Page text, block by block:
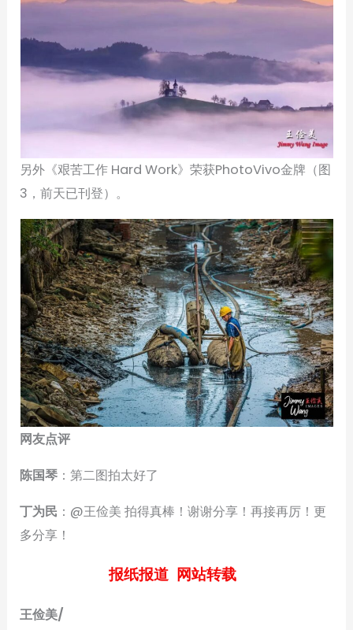
另外《艰苦工作 Hard Work》荣获PhotoVivo金牌（图
3，前天已刊登）。
网友点评
陈国琴 ：第二图拍太好了
丁为民 ：@王俭美 拍得真棒！谢谢分享！再接再厉！更
多分享！
报纸报道 网站转载
王俭美/